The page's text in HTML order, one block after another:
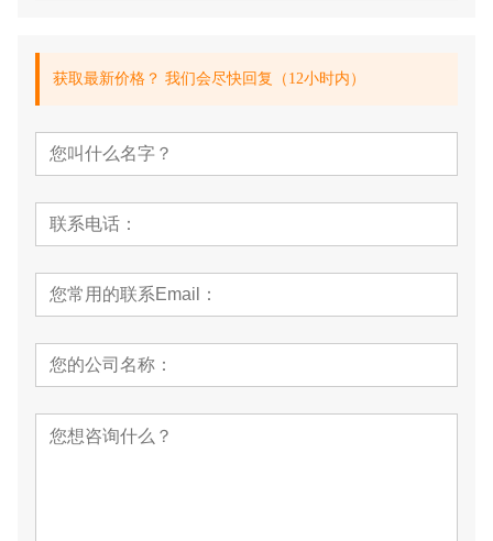
获取最新价格？ 我们会尽快回复（12小时内）